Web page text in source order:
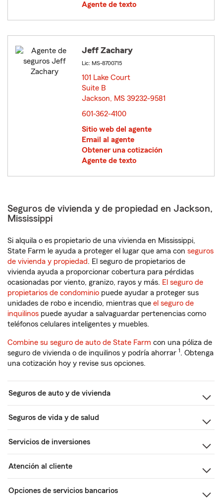
Agente de texto
Jeff Zachary
Lic: MS-8700715
101 Lake Court
Suite B
Jackson, MS 39232-9581
601-362-4100
Sitio web del agente
Email al agente
Obtener una cotización
Agente de texto
Seguros de vivienda y de propiedad en Jackson,
Mississippi
Si alquila o es propietario de una vivienda en Mississippi,
State Farm le ayuda a proteger el lugar que ama con seguros
de vivienda y propiedad. El seguro de propietarios de
vivienda ayuda a proporcionar cobertura para pérdidas
ocasionadas por viento, granizo, rayos y más. El seguro de
propietarios de condominio puede ayudar a proteger sus
unidades de robo e incendio, mientras que el seguro de
inquilinos puede ayudar a salvaguardar pertenencias como
teléfonos celulares inteligentes y muebles.
Combine su seguro de auto de State Farm con una póliza de
seguro de vivienda o de inquilinos y podría ahorrar 1. Obtenga
una cotización hoy y revise sus opciones.
Seguros de auto y de vivienda
Seguros de vida y de salud
Servicios de inversiones
Atención al cliente
Opciones de servicios bancarios